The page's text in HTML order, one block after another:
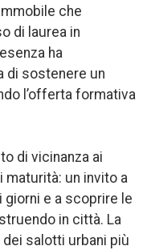
che
di laurea in
ha
di sostenere un
l’offerta formativa
di vicinanza ai
maturità: un invito a
giorni e a scoprire le
in città. La
salotti urbani più